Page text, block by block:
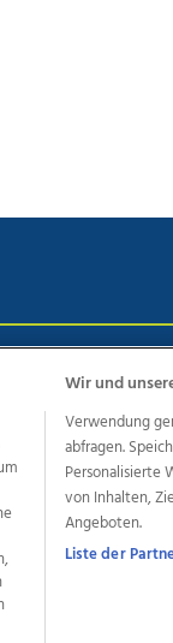
AGB
Medienhauses
OÖN
Wir und
Verwendung
abfragen.
Personalisierte
von Inhalten,
Angeboten.
Liste der